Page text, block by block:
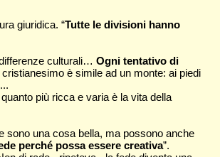
giuridica. “Tutte le divisioni hanno
culturali… Ogni tentativo di
è simile ad un monte: ai piedi
più ricca e varia è la vita della
sono una cosa bella, ma possono anche
perché possa essere creativa”.